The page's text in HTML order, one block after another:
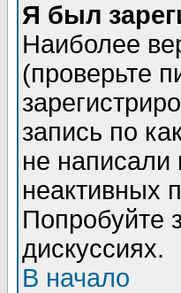
Я был
Наиболее
(проверьте
запись по
не написали
неактивных
Попробуйте
дискуссиях.
В начало